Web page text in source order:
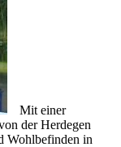
Mit einer
der Herdegen
Wohlbefinden in